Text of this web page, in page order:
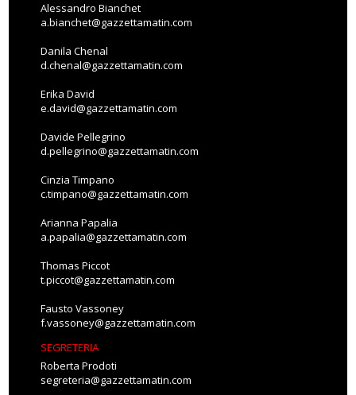
Alessandro Bianchet
a.bianchet@gazzettamatin.com
Danila Chenal
d.chenal@gazzettamatin.com
Erika David
e.david@gazzettamatin.com
Davide Pellegrino
d.pellegrino@gazzettamatin.com
Cinzia Timpano
c.timpano@gazzettamatin.com
Arianna Papalia
a.papalia@gazzettamatin.com
Thomas Piccot
t.piccot@gazzettamatin.com
Fausto Vassoney
f.vassoney@gazzettamatin.com
SEGRETERIA
Roberta Prodoti
segreteria@gazzettamatin.com